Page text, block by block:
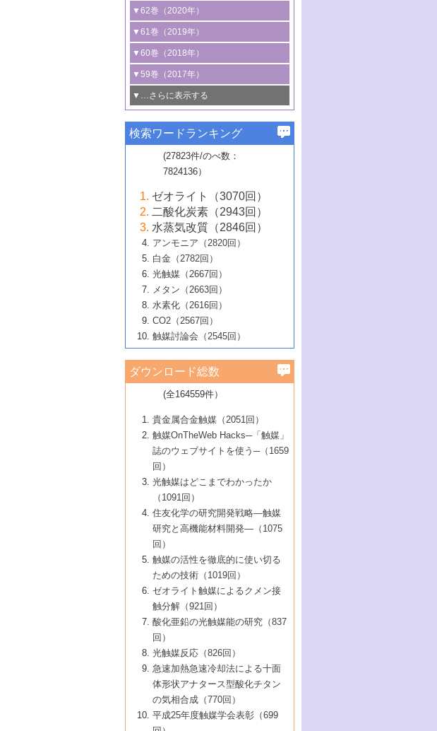
る最新技術
4号 アルコール類の効率的変換を実現す
る非貴金属触媒の研究動向
5号 ゼオライトの合成と応用における研
究動向
6号 ヘテロ接合界面
B号 第135回触媒討論会（2025年）
ロセスの最前線
4号 シンクロトロン放射光および中性子
線を利用した触媒解析技術の最先端
5号 単原子触媒
6号 参照触媒委員会からのお知らせ
B号 第133回触媒討論会（2023年）
ための触媒技術
3号 非酸化物系金属化合物を基盤とした
触媒材料の開発
4号 格子酸素・格子酸素欠陥を利用した
触媒反応
5号 生体触媒によるエネルギー変換反応
6号 窒素とリンの循環のための触媒・機
能性材料
ズ合成の最新動向
2号 化学品合成のための合金触媒開発
3号 CO の排出削減および有効活用のた
めの触媒技術
4号 若手による情報発信企画～とびたて
若き触媒の研究者たち～（1）
若き触媒の研究者たち～（2）
6号 石油のノーブル・ユースを志向した
触媒技術
大学：オンライン・対面開催）
1号 金触媒の新展開
2号 ペロブスカイト
3号 特殊反応場を利用した触媒的分子変
換反応
4号 多孔質材料を用いた触媒の新展開
5号 情報学的手法を用いた触媒開発
6号 カーボンニュートラルに向けた電解
技術
B号 第127回触媒討論会（2021年・オン
ライン開催(Zoom)のみ）
▼62巻（2020年）
1号 触媒設計を拓く欠陥構造のキャラク
タリゼーション
2号 機能化学品製造に資するクリーンな
触媒的酸化反応
3号 水処理のための触媒化学
4号 光触媒を用いた水分解の最新の研究
動向
5号 次世代の触媒プロセスを支えるマイ
6号 メタン転換技術の最新動向
B号 第125回触媒討論会（2020年・工学
院大学）
▼61巻（2019年）
1号 物質移動制御に着目した触媒プロセ
ス開発
2号 CO2 フリー水素サプライチェーンに
関わる触媒開発動向
3号 精密高分子合成に関する最近の研究
動向
4号 バイオマス化成品製造のための触媒
5号 固体触媒による含窒素有機化合物変
換の最前線
6号 貴金属使用量低減に向けた自動車排
ガス浄化触媒の開発
B号 第123回触媒討論会（2019年・大阪
▼60巻（2018年）
1号 固体酸触媒の最新の研究動向
2号 二酸化炭素からの有用化学品合成
3号 ナノ粒子・クラスター触媒の最前線
4号 60周年記念企画
5号 進化するゼオライト合成技術
6号 非貴金属系触媒における電気化学的
B号 第121回触媒討論会（2018年・東京
大学）
▼59巻（2017年）
1号 いたるところに，触媒
最先端技術
3号 無機分離膜材料の開発と触媒反応プ
ロセスへの適用
5号 水素のふるまいを解き明かす最先端
研究
6号 低級アルカンの有効利用のための触
媒技術
B号 第119回触媒討論会（2017年・首都
大学東京）
▼…さらに表示する
1号 ユニークな構造の高分子を生み出す触
2号 リグニンからの化成品製造に向けた触
媒技術
3号 触媒研究の最先端～とびたて若き研究
者たち～（1）
4号 触媒研究の最先端～とびたて若き研究
者たち～（2）
5号 触媒研究の最先端～とびたて若き研究
者たち～（3）
6号 イオニクス材料と燃料電池・電解合成
の最新の研究動向
B号 第117回触媒討論会（2016年・大阪府
立大学）
▼57巻（2015年）
1号 水素キャリアにかかわる触媒技術の新
2号 石油精製用触媒の最近の進展
3号 固体酸化物形燃料電池（SOFC）におけ
るアノード触媒上での燃料直接改質技術
4号 コアシェル構造の制御による触媒機能
5号 工業触媒およびその周辺技術の最近の
進歩
6号 ナノシート
B号 第115回触媒討論会（2015年・成蹊大
▼56巻（2014年）
2号 光触媒反応機構に関する最新の研究動
向
開発動向
4号 人工光合成に向けた近年のアプローチ
5号 未利用熱エネルギーの有効活用に貢献
する触媒技術
6号 ポリオキソメタレート
B号 第113回触媒討論会（2014年・ロワジ
ールホテル豊橋）
1号 高耐久性燃料電池システム用触媒にお
ける新展開
2号 リビングラジカル重合の最近の動向
3号 天然ガスの化学工業的展開に関する触
媒技術
4号 貴金属触媒の精密構造制御とその活用
5号 バイオマス化成品製造のための固体触
6号 ナノ空間─吸着状態解析から新機能開拓
B号 第111回触媒討論会（2013年・関西大
▼54巻（2012年）
1号 規則性多孔体の利用技術における最近
の進歩
2号 第109回触媒討論会
3号 貴金属低減技術の最新動向
4号 貴金属代替技術の最新動向
5号 光触媒による物質変換反応の新展開
6号 グラフェン
7号 水素を利用する化成品合成の新潮流
▼53巻（2011年）
1号 金属学から見る合金触媒の新展開
2号 第107回触媒討論会
3号 触媒のその場観察法の進歩（１）
4号 触媒のその場観察法の進歩（２）
5号 不活性結合の触媒的活性化による有機
合成
6号 新しい固体酸触媒技術
7号 ゼオライト合成における最近の進歩
▼52巻（2010年）
1号 触媒の劣化対策と長寿命触媒開発
2号 第105回触媒討論会
3号 ナノ構造が拓く新機能
4号 活性サイトおよびその環境の精密な設
計による触媒の高機能化
5号 触媒を有効に使うための技術
7号 有機分子触媒による精密有機合成
8号 高機能化ポリオレフィンに向けた重合
触媒の最近の進展
1号 炭素材料－熱い注目を集める材料－
2号 第103回触媒討論会
3号 環境浄化用光触媒の現状と課題
4号 水素社会の実現に向けた水素製造・貯
蔵技術の進歩
5号 CO2が関わる触媒・材料
7号 持続可能社会実現のための触媒および
触媒関連技術
▼50巻（2008年）
1号 触媒化学と学会のこの10年，半世紀，
そして未来
2号 第101回触媒討論会
4号 錯体を利用したユニークな表面構造の
構築と機能
5号 若手会員による触媒研究の未来展望1：
企業編
6号 第102回触媒討論会
7号 触媒・化学反応における計算化学の進
8号 若手研究者による触媒研究の未来展望
2：大学・研究所編
▼49巻（2007年）
1号 含フッ素化合物の合成と触媒
2号 第99回触媒討論会
3号 実用的ファインケミカル合成プロセス
を実現する触媒
5号 こんな物質，あんな物質―新たな触媒
の可能性―
7号 『結晶の化学』を活かした触媒研究
8号 イオン液体の応用
▼48巻（2006年）
1号 固体酸触媒の最近の進歩
2号 第97回触媒討論会
3号 リビング重合触媒の最近の展開
5号 水素製造・貯蔵のための触媒技術の新
しい展開
6号 第98回触媒討論会
7号 基礎化学品製造の触媒技術
8号 多機能型リアクター
1号 最近の触媒担体とその効果
2号 第95回触媒討論会
4号 水分解用光触媒材料
5号 時間分解分光の進歩と応用
6号 第96回触媒討論会
8号 超臨界流体を用いた化学プロセスの新
▼46巻（2004年）
1号 部分酸化反応触媒の最前線
2号 第93回触媒討論会
3号 特殊エネルギー場の触媒反応
4号 生体内における金属の触媒作用
5号 ファインケミカルズの展開に寄与する
6号 第94回触媒討論会
7号 サブナノレベルでみた新しい表面現象
8号 オレフィン重合触媒の新たな展
▼45巻（2003年）
1号 なぜこの触媒が良いのか？
2号 第91回触媒討論会
3号 最近の自動車排ガス処理技術
4号 触媒研究の現状と将来─第90回触媒討論
5号 基礎化学品製造の触媒技術
6号 第92回触媒討論会
7号 基礎化学品製造の触媒技術
8号 資源の循環と触媒技術
▼44巻（2002年）
1号 高次制御された触媒の化学
2号 第89回触媒討論会
3号 触媒を利用した電気化学の新展開
4号 ナノ材料の調製と機能化
5号 こんな触媒が欲しい
6号 第90回触媒討論会
7号 触媒研究と学術雑誌/情報
8号 若い世代からみた触媒化学の現状と未
▼43巻（2001年）
1号 グリーンケミストリーと触媒
2号 第87回触媒討論会特集号
3号 生体触媒とバイオプロセス
4号 水素製造・利用の触媒化学
5号 触媒研究における新しい切り口：コン
ビナトリアルケミストリー
6号 第88回触媒討論会特集号
7号 企業における触媒研究のブレークスル
8号 この材料を触媒として使ってみません
▼42巻（2000年）
1号 触媒反応工学の明日を拓く
2号 第85回触媒討論会
3号 反応ダイナミクス
5号 触媒のおもしろさをどのように伝える
6号 第86回触媒討論会
7号 水素化精製触媒の新しい展開
8号 新しい反応性と機能性を目指した金属
クラスタ-化学
▼41巻（1999年）
1号 孔、穴、あな?-特異な空間とその利用-
2号 第83回触媒討論会
3号 均一系触媒反応最前線
4号 実用炭素材料の新展開
5号 研究の方法論を考える
7号 機能性金属材料と触媒
8号 触媒研究へのNMRの応用と展望
▼40巻（1998年）
進展と21世紀への提言/創立40周年記念・触
媒学会この10年の歩みとこれから/創立40周
2号 第81回触媒討論会
3号 計算機触媒化学へのさそい
4号 触媒劣化の制御と予測
5号 最新の実用プロセスと触媒
6号 第82回触媒討論会
7号 ナノ構造体の化学
8号 あの反応は今
1号 均一系と不均一系触媒反応-その特徴と
接点
2号 第79回触媒討論会
3号 最新NO除去触媒の実用化研究
4号 新しい反応場を目指した触媒調製
5号 反応・分離技術の新しい展開
6号 第80回触媒討論会
8号 AFMでみる世界
▼38巻（1996年）
1号 触媒の構造と触媒作用/C1化学を中心と
する21世紀への触媒
3号 オリンピックメダル:金・銀・銅はどん
な触媒作用を示すか
4号 触媒作用における機能の複合化
5号 未来を拓け！若手研究者
6号 第78回触媒討論会
7号 ダイナミックな領域への触媒研究の展
開/C1化学を中心とする21世紀への触媒
▼37巻（1995年）
1号 ファインケミカルズと固体触媒
2号 第75回触媒討論会
3号 希土類を利用した触媒
4号 触媒とリサイクル
5号 エネルギー変換触媒
6号 第76回触媒討論会
7号 表面吸着相の新しい展開
8号 マイクロポーラス・クリスタル触媒の
▼36巻（1994年）
1号 電気化学と触媒
2号 第73回触媒討論会
3号 C4化学の展開
4号 《通常号》
5号 《通常号》
6号 第74回触媒討論会
▼35巻（1993年）
1号 工業触媒開発マニュアル―探索から工
業化まで
2号 第71回触媒討論会
3号 研究開発のうらおもて―着想と展開
4号 触媒劣化と寿命の予測
5号 環境に優しい触媒
▼34巻（1992年）
1号 インパクトを与えたこの研究
2号 第69回触媒討論会
3号 ケミカルズ合成触媒―新しい展開と応
▼33巻（1991年）
1号 触媒プロセス開発マニュアル―探索か
ら工業化まで，知っておきたいこと PartII
2号 第67回触媒討論会
▼32巻（1990年）
1号 21世紀に向けて触媒研究の飛躍をめざ
す―触媒化学の裾野を広げよう
2号 第65回触媒討論会
▼31巻（1989年）
1号 情報科学と反応設計・材料設計
▼30巻（1988年）
検索ワードランキング
(27823件/のべ数：
7824136）
ゼオライト（3070回）
二酸化炭素（2943回）
水蒸気改質（2846回）
アンモニア（2820回）
白金（2782回）
光触媒（2667回）
メタン（2663回）
水素化（2616回）
CO2（2567回）
触媒討論会（2545回）
ダウンロード総数
(全164559件）
貴金属合金触媒（2051回）
触媒OnTheWeb Hacks─「触媒」
誌のウェブサイトを使う─（1659
回）
光触媒はどこまでわかったか
（1091回）
住友化学の研究開発戦略―触媒
研究と高機能材料開発―（1075
回）
触媒の活性を徹底的に使い切る
ための技術（1019回）
ゼオライト触媒によるクメン接
触分解（921回）
酸化亜鉛の光触媒能の研究（837
回）
光触媒反応（826回）
急速加熱急速冷却法による十面
体形状アナタース型酸化チタン
の気相合成（770回）
平成25年度触媒学会表彰（699